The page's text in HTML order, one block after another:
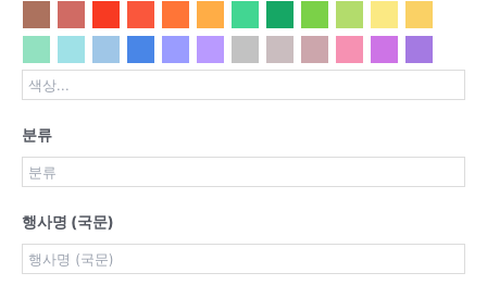
분류
행사명 (국문)